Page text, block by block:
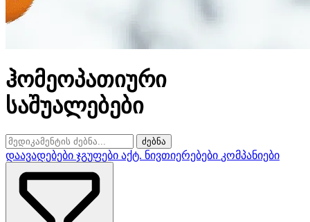
ჰომეოპათიური
საშუალებები
ძებნა
დაავადებები ჯგუფები აქტ. ნივთიერებები კომპანიები